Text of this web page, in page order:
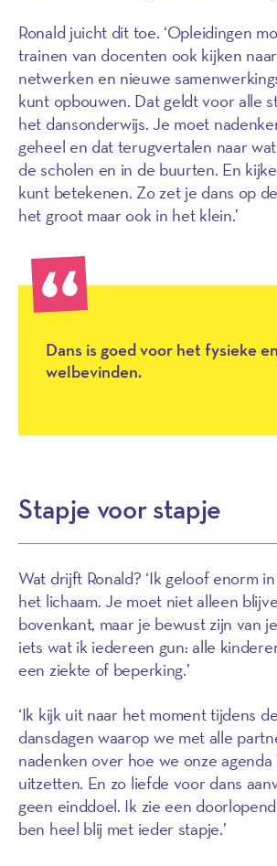
Ronald juicht dit toe. ‘Opleidingen
trainen van docenten ook kijken
netwerken en nieuwe
kunt opbouwen. Dat geldt voor alle
het dansonderwijs. Je moet
geheel en dat terugvertalen naar
de scholen en in de buurten. En
kunt betekenen. Zo zet je dans op
het groot maar ook in het klein.’
Dans is goed voor het fysieke
welbevinden.
Stapje voor stapje
Wat drijft Ronald? ‘Ik geloof enorm
het lichaam. Je moet niet alleen
bovenkant, maar je bewust zijn van
iets wat ik iedereen gun: alle
een ziekte of beperking.’
‘Ik kijk uit naar het moment tijdens
dansdagen waarop we met alle
nadenken over hoe we onze
uitzetten. En zo liefde voor dans
geen einddoel. Ik zie een
ben heel blij met ieder stapje.’